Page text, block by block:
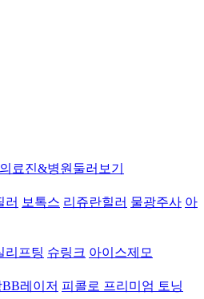
의료진&병원둘러보기
러 보톡스 리쥬란힐러 물광주사 아
리프팅 슈링크 아이스제모
레이저 피콜로 프리미엄 토닝